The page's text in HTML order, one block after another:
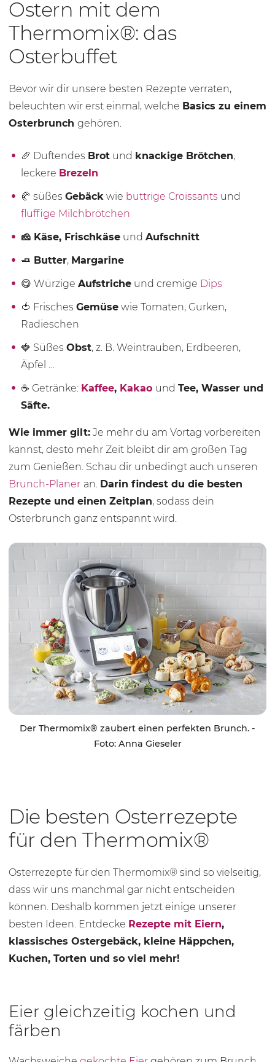
Ostern mit dem
Thermomix®: das
Osterbuffet
Bevor wir dir unsere besten Rezepte verraten,
beleuchten wir erst einmal, welche Basics zu einem
Osterbrunch gehören.
🥖 Duftendes Brot und knackige Brötchen,
leckere Brezeln
🥐 süßes Gebäck wie buttrige Croissants und
fluffige Milchbrötchen
🧀 Käse, Frischkäse und Aufschnitt
🧈 Butter, Margarine
😋 Würzige Aufstriche und cremige Dips
🍅 Frisches Gemüse wie Tomaten, Gurken,
Radieschen
🍓 Süßes Obst, z. B. Weintrauben, Erdbeeren,
Äpfel …
☕️ Getränke: Kaffee, Kakao und Tee, Wasser und
Säfte.
Wie immer gilt: Je mehr du am Vortag vorbereiten
kannst, desto mehr Zeit bleibt dir am großen Tag
zum Genießen. Schau dir unbedingt auch unseren
Brunch-Planer an. Darin findest du die besten
Rezepte und einen Zeitplan, sodass dein
Osterbrunch ganz entspannt wird.
Der Thermomix® zaubert einen perfekten Brunch. -
Foto: Anna Gieseler
Die besten Osterrezepte
für den Thermomix®
Osterrezepte für den Thermomix® sind so vielseitig,
dass wir uns manchmal gar nicht entscheiden
können. Deshalb kommen jetzt einige unserer
besten Ideen. Entdecke Rezepte mit Eiern,
klassisches Ostergebäck, kleine Häppchen,
Kuchen, Torten und so viel mehr!
Eier gleichzeitig kochen und
färben